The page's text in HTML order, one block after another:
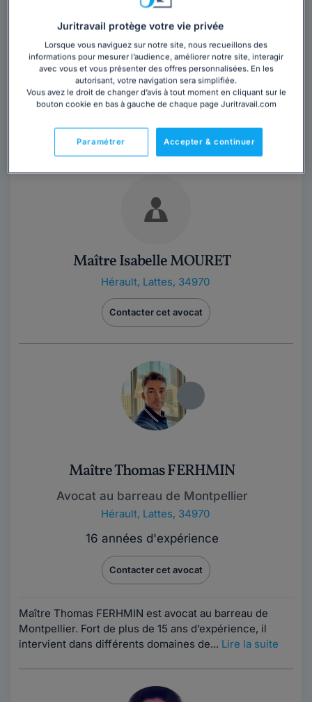
,Lattes, 34970
27 années d'expérience
Contacter cet avocat
Maître Catherine CHANEAC est avocate au barreau de
clients dans les domaines de droit...Lire la suite
Maître Isabelle MOURET
Hérault, Lattes, 34970
Contacter cet avocat
Maître Thomas FERHMIN
Avocat au barreau de Montpellier
Hérault, Lattes, 34970
16 années d'expérience
Contacter cet avocat
Maître Thomas FERHMIN est avocat au barreau de
Montpellier. Fort de plus de 15 ans d’expérience, il
intervient dans différents domaines de... Lire la suite
Juritravail protège votre vie privée
Lorsque vous naviguez sur notre site, nous recueillons des
informations pour mesurer l’audience, améliorer notre site, interagir
avec vous et vous présenter des offres personnalisées. En les
autorisant, votre navigation sera simplifiée.
Vous avez le droit de changer d’avis à tout moment en cliquant sur le
bouton cookie en bas à gauche de chaque page Juritravail.com
Accepter & continuer
Paramétrer